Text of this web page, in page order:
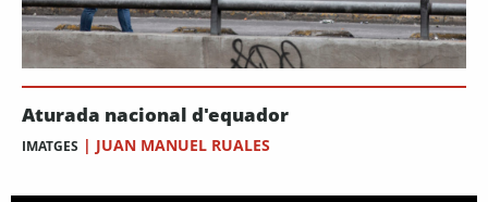
Aturada nacional d'equador
IMATGES | JUAN MANUEL RUALES